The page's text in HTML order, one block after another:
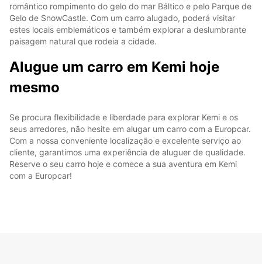
romântico rompimento do gelo do mar Báltico e pelo Parque de
Gelo de SnowCastle. Com um carro alugado, poderá visitar
estes locais emblemáticos e também explorar a deslumbrante
paisagem natural que rodeia a cidade.
Alugue um carro em Kemi hoje
mesmo
Se procura flexibilidade e liberdade para explorar Kemi e os
seus arredores, não hesite em alugar um carro com a Europcar.
Com a nossa conveniente localização e excelente serviço ao
cliente, garantimos uma experiência de aluguer de qualidade.
Reserve o seu carro hoje e comece a sua aventura em Kemi
com a Europcar!